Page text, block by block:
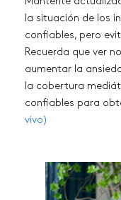
la situación de los
confiables, pero
Recuerda que ver
aumentar la
la cobertura
confiables para
vivo)